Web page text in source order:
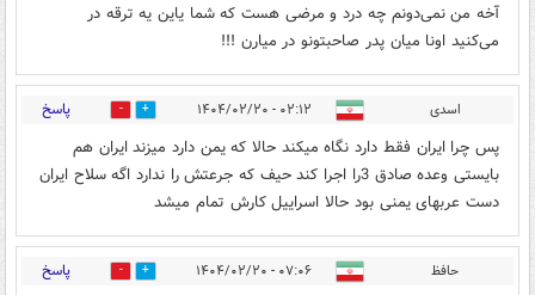
آخه من نمی‌دونم چه درد و مرضی هست که شما یاین یه ترقه در
می‌کنید اونا میان پدر صاحبتونو در میارن !!!
اسدی ۰۲:۱۲ - ۱۴۰۴/۰۲/۲۰ 1 پاسخ
پس چرا ایران فقط دارد نگاه میکند حالا که یمن دارد میزند ایران هم
بایستی وعده صادق 3را اجرا کند حیف که جرعتش را ندارد اگه سلاح ایران
دست عربهای یمنی بود حالا اسراییل کارش تمام میشد
حافظ ۰۷:۰۶ - ۱۴۰۴/۰۲/۲۰ 0 پاسخ